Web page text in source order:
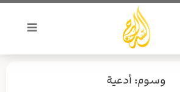
وسوم: أدعية